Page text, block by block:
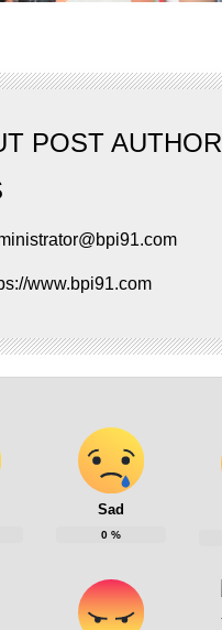
POST AUTHOR
www.bpi91.com
Sad
0%